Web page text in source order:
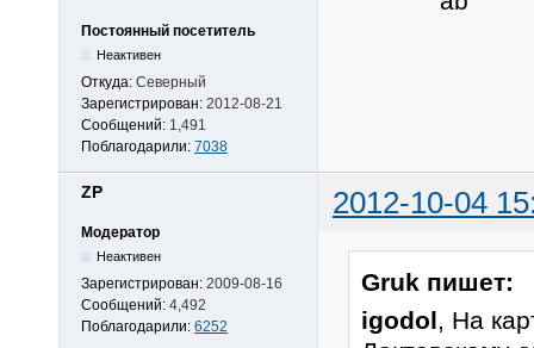
Постоянный посетитель
Неактивен
Откуда: Северный
Зарегистрирован: 2012-08-21
Сообщений: 1,491
Поблагодарили: 7038
ZP 2012-10-04
Модератор
Неактивен
Зарегистрирован: 2009-08-16
Сообщений: 4,492
Поблагодарили: 6252
Gruk пишет:
igodol, На